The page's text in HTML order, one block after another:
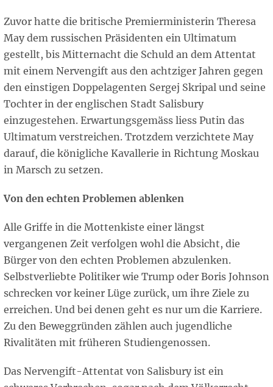
Zuvor hatte die britische Premierministerin Theresa
May dem russischen Präsidenten ein Ultimatum
gestellt, bis Mitternacht die Schuld an dem Attentat
mit einem Nervengift aus den achtziger Jahren gegen
den einstigen Doppelagenten Sergej Skripal und seine
Tochter in der englischen Stadt Salisbury
einzugestehen. Erwartungsgemäss liess Putin das
Ultimatum verstreichen. Trotzdem verzichtete May
darauf, die königliche Kavallerie in Richtung Moskau
in Marsch zu setzen.
Von den echten Problemen ablenken
Alle Griffe in die Mottenkiste einer längst
vergangenen Zeit verfolgen wohl die Absicht, die
Bürger von den echten Problemen abzulenken.
Selbstverliebte Politiker wie Trump oder Boris Johnson
schrecken vor keiner Lüge zurück, um ihre Ziele zu
erreichen. Und bei denen geht es nur um die Karriere.
Zu den Beweggründen zählen auch jugendliche
Rivalitäten mit früheren Studiengenossen.
Das Nervengift-Attentat von Salisbury ist ein